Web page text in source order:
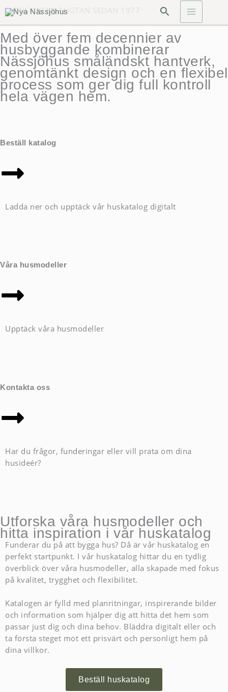
to
content
Search
SVENSK HEMLÄNGTAN SEDAN 1977
Med över fem decennier av
husbyggande kombinerar
Nässjöhus småländskt hantverk,
genomtänkt design och en flexibel
process som ger dig full kontroll
hela vägen hem.
Beställ katalog
Ladda ner och upptäck vår huskatalog digitalt
Våra husmodeller
Upptäck våra husmodeller
Kontakta oss
Har du frågor, funderingar eller vill prata om dina
husideér?
Utforska våra husmodeller och
hitta inspiration i vår huskatalog
Funderar du på att bygga hus? Då är vår huskatalog en
perfekt startpunkt. I vår huskatalog hittar du en tydlig
överblick över våra husmodeller, alla skapade med fokus
på kvalitet, trygghet och flexibilitet.
Katalogen är fylld med planritningar, inspirerande bilder
och information som hjälper dig att hitta det hem som
passar just dig och dina behov. Bläddra digitalt eller och
ta första steget mot ett prisvärt och personligt hem på
dina villkor.
Beställ huskatalog